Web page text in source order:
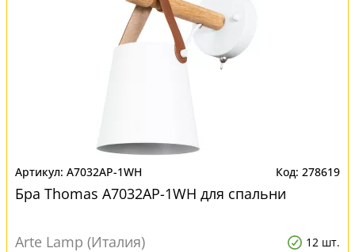
A7032AP-1WH 278619
Бра Thomas A7032AP-1WH для спальни
Arte Lamp (Италия) 12 шт.